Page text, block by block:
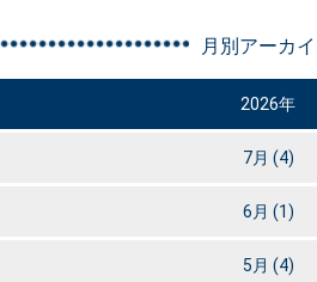
月別アーカ
2026年
7月 (4)
6月 (1)
5月 (4)